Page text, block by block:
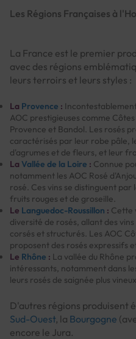
Les Régions Françaises à
La France est le premier
avec des régions
leurs terroirs et leurs styles :
La Provence :
AOC prestigieuses comme
Provence et Bandol. Les rosés
caractérisés par leur robe pâle,
d'agrumes et de fleurs, et leur
La Vallée de la Loire : Connue
notamment les AOC Rosé
rosé. Ces vins se distinguent
fruits rouges et de groseille.
Le Languedoc-Roussillon : Cette
diversité de rosés, allant des
corsés et structurés. Les AOC
proposent des rosés expressifs
Le Rhône : La vallée du Rhône
intéressants, notamment dans
leurs rosés de saignée plus
D'autres régions produisent
Sud-Ouest, la Bourgogne
encore le Jura.